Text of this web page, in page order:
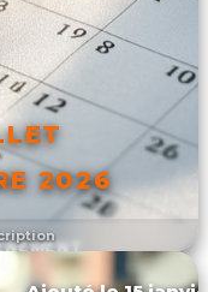
2026